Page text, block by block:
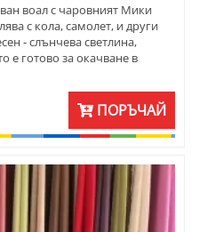
воал с чаровният Мики
с кола, самолет, и други
- слънчева светлина,
е готово за окачване в
ПОРЪЧАЙ